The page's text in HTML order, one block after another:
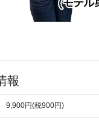
報
9,900円(税900円)